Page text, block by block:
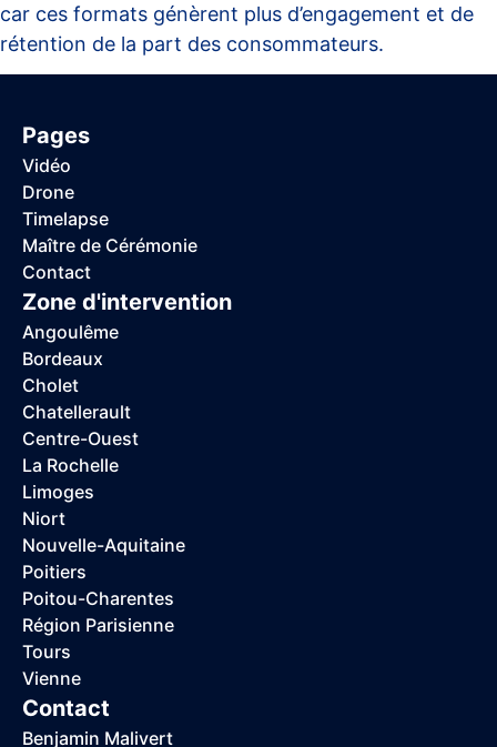
car ces formats génèrent plus d’engagement et de
rétention de la part des consommateurs.
Pages
Vidéo
Drone
Timelapse
Maître de Cérémonie
Contact
Zone d'intervention
Angoulême
Bordeaux
Cholet
Chatellerault
Centre-Ouest
La Rochelle
Limoges
Niort
Nouvelle-Aquitaine
Poitiers
Poitou-Charentes
Région Parisienne
Tours
Vienne
Contact
Benjamin Malivert